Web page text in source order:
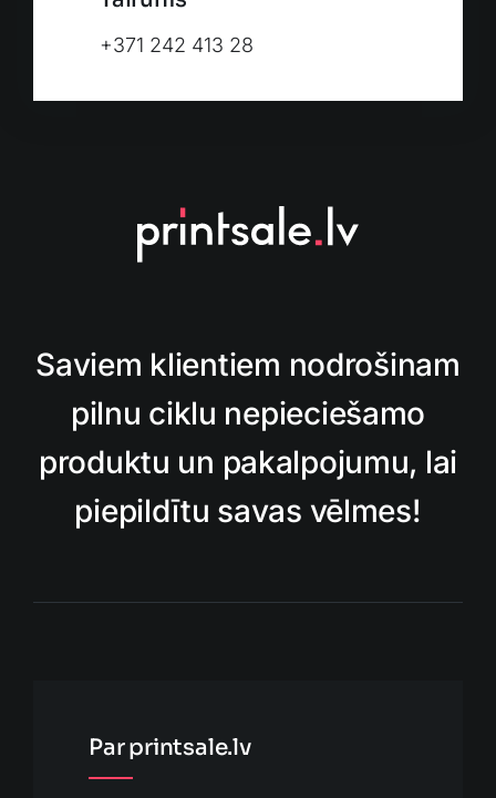
+371 242 413 28
Saviem klientiem nodrošinam
pilnu ciklu nepieciešamo
produktu un pakalpojumu, lai
piepildītu savas vēlmes!
Par printsale.lv